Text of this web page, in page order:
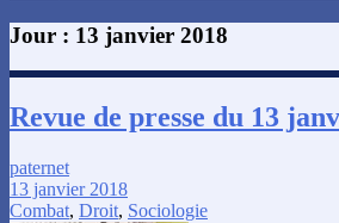
Jour : 13 janvier 2018
Revue de presse du 13
paternet
13 janvier 2018
Combat, Droit, Sociologie